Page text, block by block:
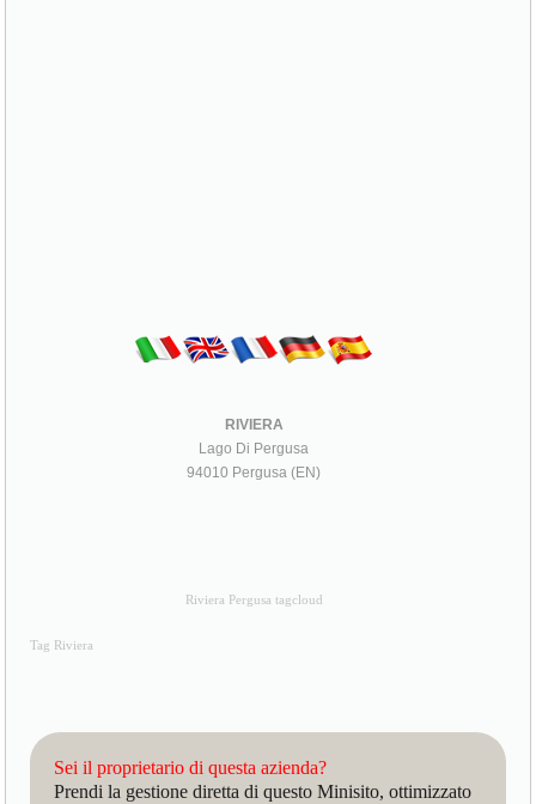
RIVIERA
Lago Di Pergusa
94010 Pergusa (EN)
Riviera Pergusa tagcloud
Tag Riviera
Sei il proprietario di questa azienda?
Prendi la gestione diretta di questo Minisito, ottimizzato